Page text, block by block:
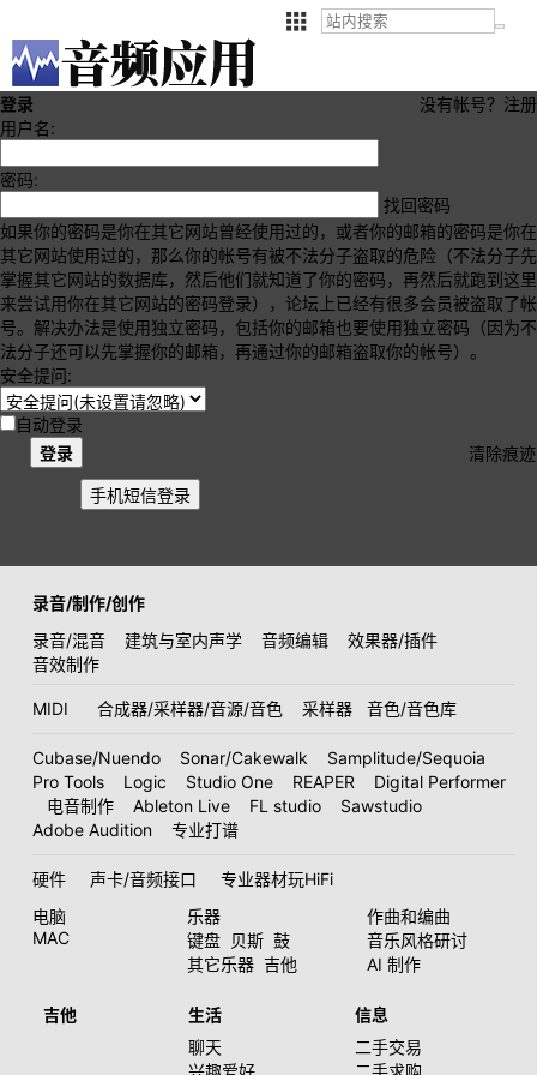
没有帐号？ 注册
登录
用户名:
密码:
找回密码
如果你的密码是你在其它网站曾经使用过的，或者你的邮箱的密码是你在
其它网站使用过的，那么你的帐号有被不法分子盗取的危险（不法分子先
掌握其它网站的数据库，然后他们就知道了你的密码，再然后就跑到这里
来尝试用你在其它网站的密码登录），论坛上已经有很多会员被盗取了帐
号。解决办法是使用独立密码，包括你的邮箱也要使用独立密码（因为不
法分子还可以先掌握你的邮箱，再通过你的邮箱盗取你的帐号）。
安全提问:
自动登录
登录
清除痕迹
手机短信登录
录音/制作/创作
录音/混音
建筑与室内声学 音频编辑
效果器/插件
音效制作
MIDI 合成器/采样器/音源/音色 采样器 音色/音色库
Cubase/Nuendo Sonar/Cakewalk
Samplitude/Sequoia
Pro Tools
Logic Studio One REAPER
Digital Performer
电音制作
Ableton Live FL studio
Sawstudio
Adobe Audition
专业打谱
硬件 声卡/音频接口
专业器材玩HiFi
电脑
MAC
乐器
键盘 贝斯 鼓
其它乐器 吉他
作曲和编曲
音乐风格研讨
AI 制作
吉他
生活
聊天
信息
二手交易